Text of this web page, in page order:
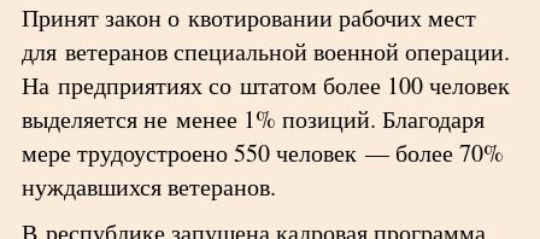
Принят закон о квотировании рабочих мест
для ветеранов специальной военной операции.
На предприятиях со штатом более 100 человек
выделяется не менее 1% позиций. Благодаря
мере трудоустроено 550 человек — более 70%
нуждавшихся ветеранов.
В республике запущена кадровая программа